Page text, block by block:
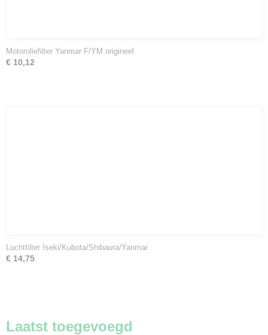
Motoroliefilter Yanmar F/YM origineel
€ 10,12
Luchtfilter Iseki/Kubota/Shibaura/Yanmar
€ 14,75
Laatst toegevoegd